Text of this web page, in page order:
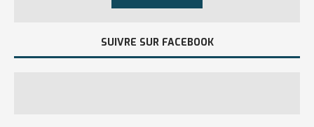
SUIVRE SUR FACEBOOK